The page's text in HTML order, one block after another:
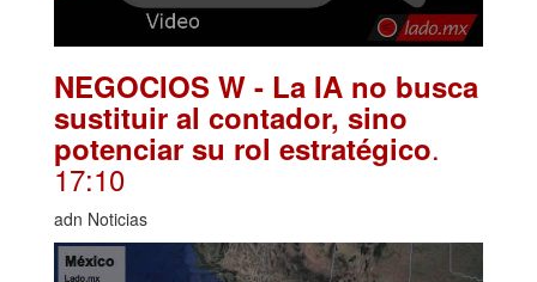
NEGOCIOS W - La IA no busca
sustituir al contador, sino
potenciar su rol estratégico.
17:10
adn Noticias